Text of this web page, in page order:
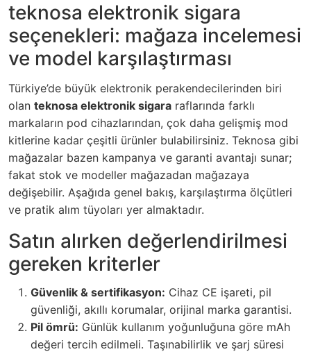
teknosa elektronik sigara
seçenekleri: mağaza incelemesi
ve model karşılaştırması
Türkiye’de büyük elektronik perakendecilerinden biri
olan teknosa elektronik sigara raflarında farklı
markaların pod cihazlarından, çok daha gelişmiş mod
kitlerine kadar çeşitli ürünler bulabilirsiniz. Teknosa gibi
mağazalar bazen kampanya ve garanti avantajı sunar;
fakat stok ve modeller mağazadan mağazaya
değişebilir. Aşağıda genel bakış, karşılaştırma ölçütleri
ve pratik alım tüyoları yer almaktadır.
Satın alırken değerlendirilmesi
gereken kriterler
Güvenlik & sertifikasyon: Cihaz CE işareti, pil
güvenliği, akıllı korumalar, orijinal marka garantisi.
Pil ömrü: Günlük kullanım yoğunluğuna göre mAh
değeri tercih edilmeli. Taşınabilirlik ve şarj süresi